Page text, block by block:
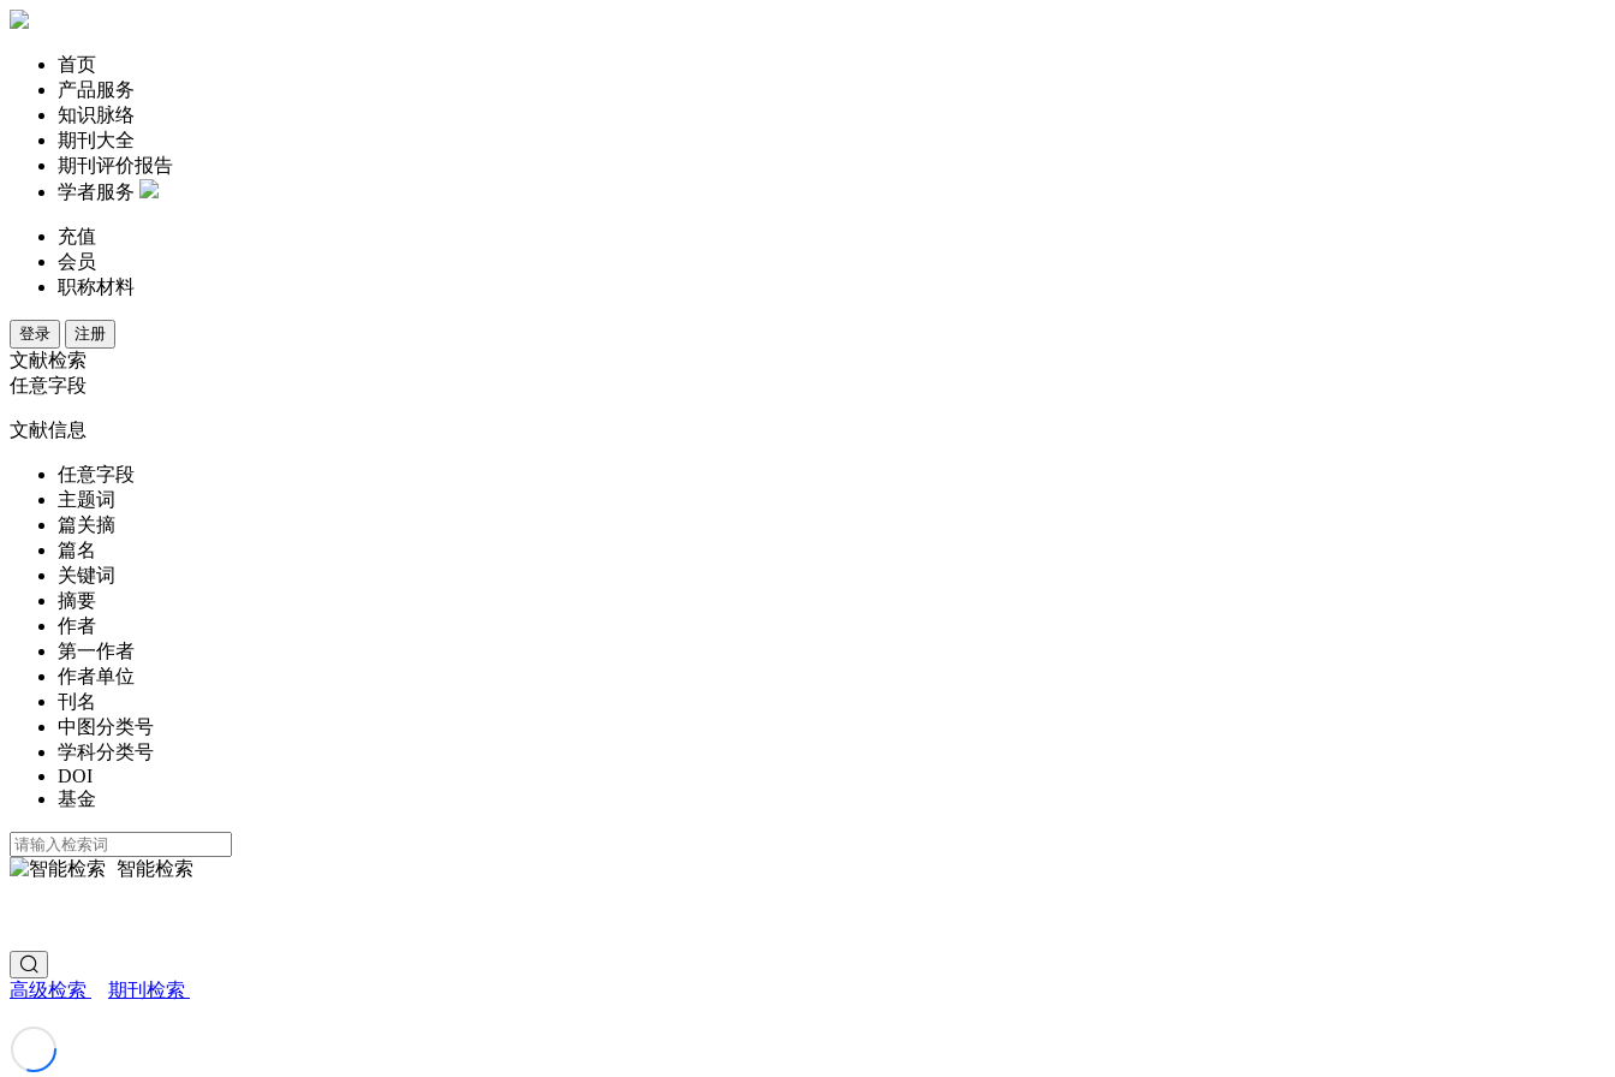
首页
产品服务
知识脉络
期刊大全
期刊评价报告
学者服务
充值
会员
职称材料
登录 注册
文献检索
任意字段
文献信息
任意字段
主题词
篇关摘
篇名
关键词
摘要
作者
第一作者
作者单位
刊名
中图分类号
学科分类号
DOI
基金
智能检索
高级检索 期刊检索